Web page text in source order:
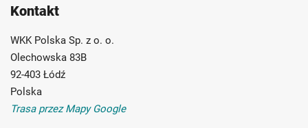
Kontakt
WKK Polska Sp. z o. o.
Olechowska 83B
92-403 Łódź
Polska
Trasa przez Mapy Google